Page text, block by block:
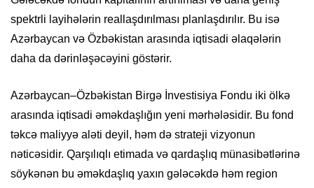
spektrli layihələrin reallaşdırılması planlaşdırılır. Bu isə
Azərbaycan və Özbəkistan arasında iqtisadi əlaqələrin
daha da dərinləşəcəyini göstərir.
Azərbaycan–Özbəkistan Birgə İnvestisiya Fondu iki ölkə
arasında iqtisadi əməkdaşlığın yeni mərhələsidir. Bu fond
təkcə maliyyə aləti deyil, həm də strateji vizyonun
nəticəsidir. Qarşılıqlı etimada və qardaşlıq münasibətlərinə
söykənən bu əməkdaşlıq yaxın gələcəkdə həm region